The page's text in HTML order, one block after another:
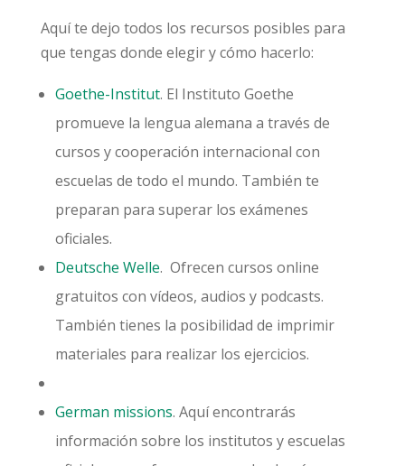
Aquí te dejo todos los recursos posibles para
que tengas donde elegir y cómo hacerlo:
Goethe-Institut. El Instituto Goethe
promueve la lengua alemana a través de
cursos y cooperación internacional con
escuelas de todo el mundo. También te
preparan para superar los exámenes
oficiales.
Deutsche Welle. Ofrecen cursos online
gratuitos con vídeos, audios y podcasts.
También tienes la posibilidad de imprimir
materiales para realizar los ejercicios.
German missions. Aquí encontrarás
información sobre los institutos y escuelas